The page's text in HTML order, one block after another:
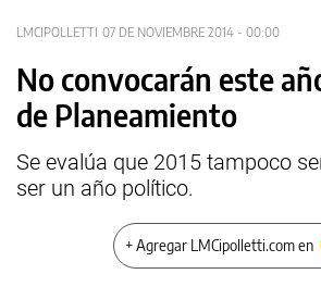
LMCIPOLLETTI 07 DE NOVIEMBRE 2014 - 00:00
No convocarán este
de Planeamiento
Se evalúa que 2015 tampoco
ser un año político.
+ Agregar LMCipolletti.com en